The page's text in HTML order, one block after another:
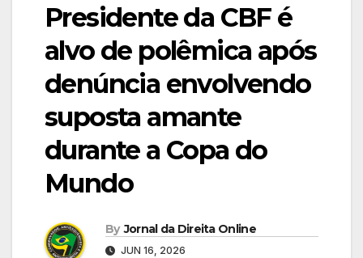
Presidente da CBF é
alvo de polêmica após
denúncia envolvendo
suposta amante
durante a Copa do
Mundo
By Jornal da Direita Online
JUN 16, 2026